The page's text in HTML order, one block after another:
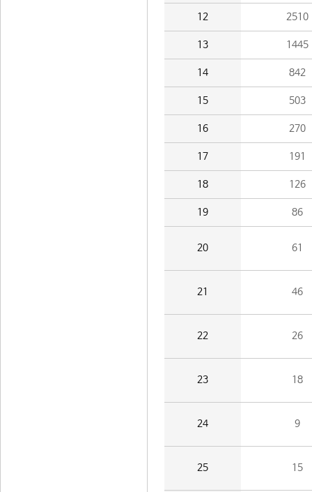
12 2510
13 1445
14 842
15 503
16 270
17 191
18 126
19 86
20 61
21 46
22 26
23 18
24 9
25 15